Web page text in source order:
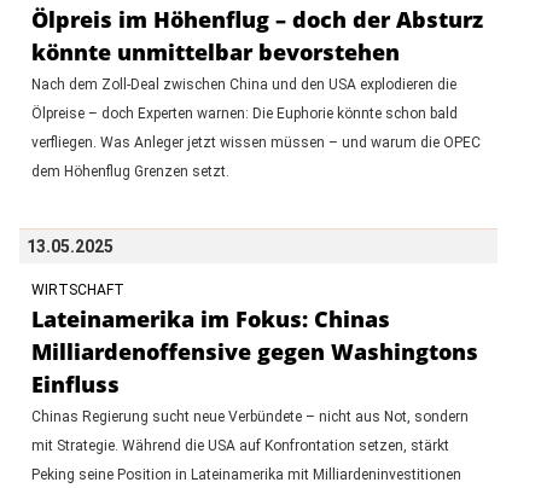
Ölpreis im Höhenflug – doch der Absturz
könnte unmittelbar bevorstehen
Nach dem Zoll-Deal zwischen China und den USA explodieren die
Ölpreise – doch Experten warnen: Die Euphorie könnte schon bald
verfliegen. Was Anleger jetzt wissen müssen – und warum die OPEC
dem Höhenflug Grenzen setzt.
13.05.2025
WIRTSCHAFT
Lateinamerika im Fokus: Chinas
Milliardenoffensive gegen Washingtons
Einfluss
Chinas Regierung sucht neue Verbündete – nicht aus Not, sondern
mit Strategie. Während die USA auf Konfrontation setzen, stärkt
Peking seine Position in Lateinamerika mit Milliardeninvestitionen